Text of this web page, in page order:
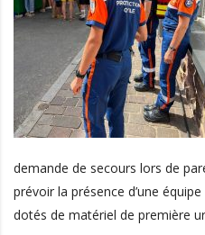
demande de secours lors de
prévoir la présence d’une
dotés de matériel de première